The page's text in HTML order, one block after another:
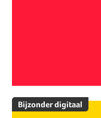
Bijzonder digitaal